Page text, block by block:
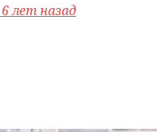
6 лет назад